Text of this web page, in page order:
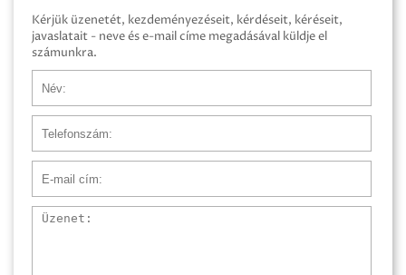
Kérjük üzenetét, kezdeményezéseit, kérdéseit, kéréseit,
javaslatait - neve és e-mail címe megadásával küldje el
számunkra.
Üzenet